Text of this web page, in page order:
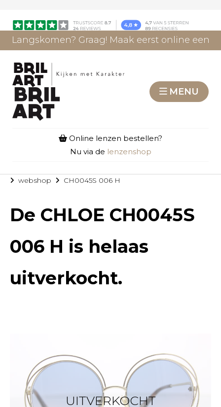
Langskomen? Graag! Maak eerst online een
MENU
Online lenzen bestellen?
Nu via de lenzenshop
webshop CH0045S 006 H
De CHLOE CH0045S
006 H is helaas
uitverkocht.
UITVERKOCHT